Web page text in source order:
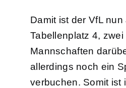
Damit ist der VfL nun
Tabellenplatz 4, zwei
Mannschaften
allerdings noch ein
verbuchen. Somit ist